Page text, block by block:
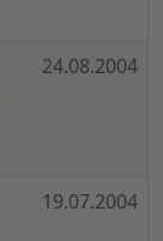
24.08.2004
19.07.2004